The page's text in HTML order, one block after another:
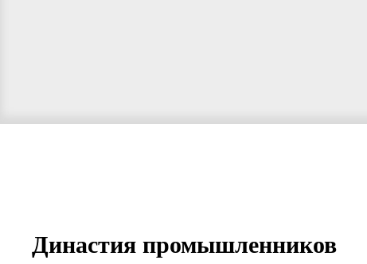
Династия промышленников